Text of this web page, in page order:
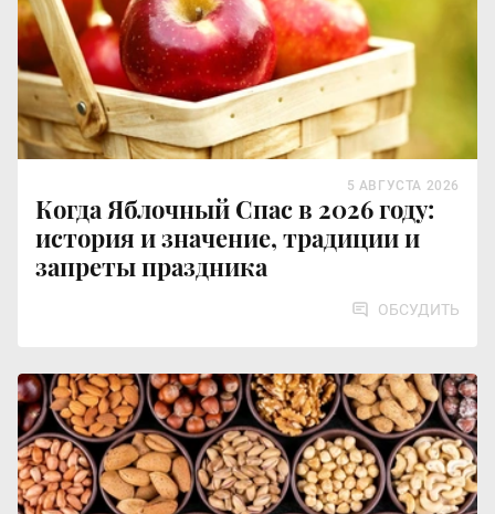
Когда Яблочный Спас в 2026 году:
история и значение, традиции и
запреты праздника
5 АВГУСТА 2026
ОБСУДИТЬ